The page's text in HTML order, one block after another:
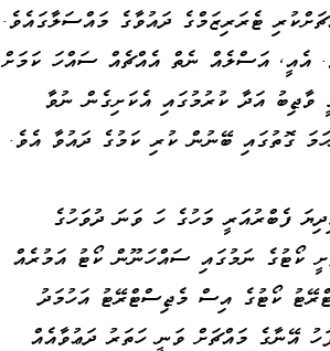
ޓެރަރިޒަމްގެ ދައުވާގެ މައްސަލާގައެވެ.
އެއީ، އަސްލެއް ނެތް އެއްޗެއް ސައްހަ ކަމަށް
ވާޖިބު އަދާ ކުރުމުގައި އެކަށިގެން ނުވާ
ގޮތުގައި ބޭނުން ކުރި ކަމުގެ ދައުވާ އެވެ.
ފެބްރުއަރީ މަހުގެ ހަ ވަނަ ދުވަހުގެ
ކޯޓުގެ ނަމުގައި ސައްހަނޫން ކޯޓު އަމުރެއް
ކޯޓުގެ އިސް މެޖިސްޓްރޭޓު އަހުމަދު
އޭނާގެ މައްޗަށް ވަނީ ހަތަރު ދަޢުވާއެއް